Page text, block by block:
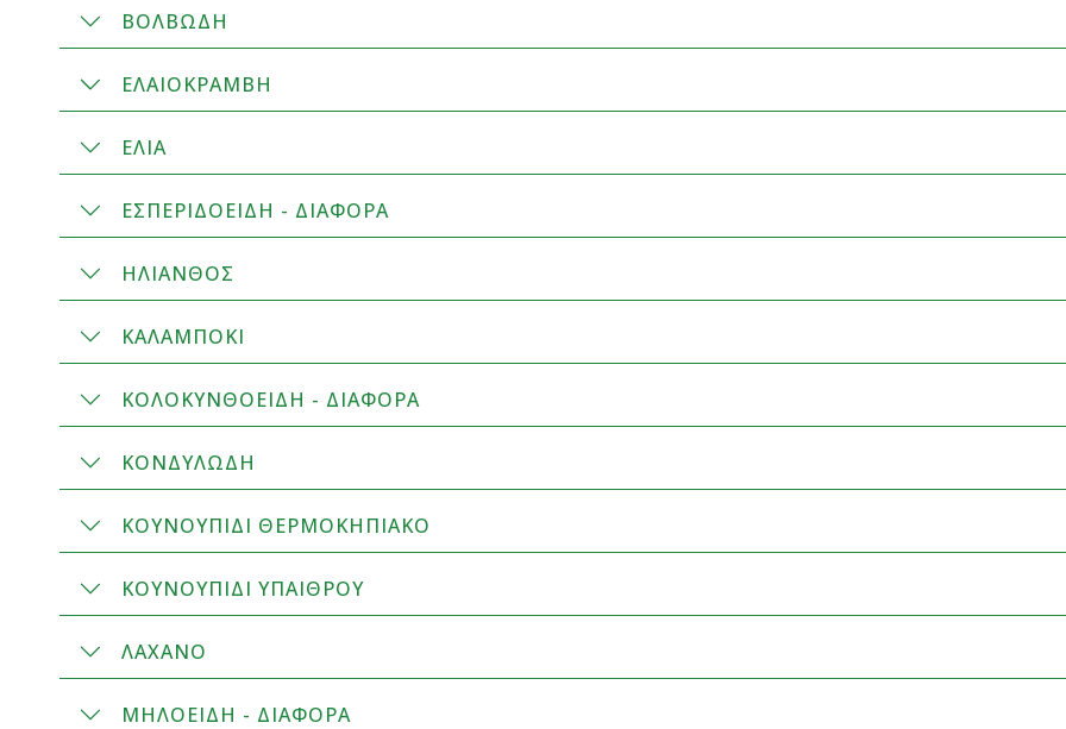
ΒΟΛΒΩΔΗ
ΕΛΑΙΟΚΡΑΜΒΗ
ΕΛΙΑ
ΕΣΠΕΡΙΔΟΕΙΔΗ - ΔΙΑΦΟΡΑ
ΗΛΙΑΝΘΟΣ
ΚΑΛΑΜΠΟΚΙ
ΚΟΛΟΚΥΝΘΟΕΙΔΗ - ΔΙΑΦΟΡΑ
ΚΟΝΔΥΛΩΔΗ
ΚΟΥΝΟΥΠΙΔΙ ΘΕΡΜΟΚΗΠΙΑΚΟ
ΚΟΥΝΟΥΠΙΔΙ ΥΠΑΙΘΡΟΥ
ΛΑΧΑΝΟ
ΜΗΛΟΕΙΔΗ - ΔΙΑΦΟΡΑ